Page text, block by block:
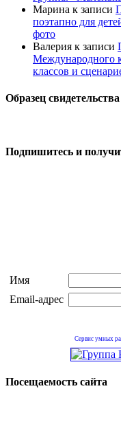
Марина к записи
поэтапно для
фото
Валерия к записи
Международного
классов и
Образец
Подпишитесь и
Имя
Email-адрес
Сервис умных
Посещаемость сайта